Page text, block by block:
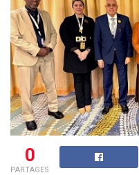
0
PARTAGES